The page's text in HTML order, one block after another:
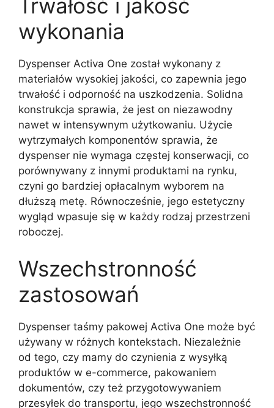
Trwałość i jakość
wykonania
Dyspenser Activa One został wykonany z
materiałów wysokiej jakości, co zapewnia jego
trwałość i odporność na uszkodzenia. Solidna
konstrukcja sprawia, że jest on niezawodny
nawet w intensywnym użytkowaniu. Użycie
wytrzymałych komponentów sprawia, że
dyspenser nie wymaga częstej konserwacji, co
porównywany z innymi produktami na rynku,
czyni go bardziej opłacalnym wyborem na
dłuższą metę. Równocześnie, jego estetyczny
wygląd wpasuje się w każdy rodzaj przestrzeni
roboczej.
Wszechstronność
zastosowań
Dyspenser taśmy pakowej Activa One może być
używany w różnych kontekstach. Niezależnie
od tego, czy mamy do czynienia z wysyłką
produktów w e-commerce, pakowaniem
dokumentów, czy też przygotowywaniem
przesyłek do transportu, jego wszechstronność